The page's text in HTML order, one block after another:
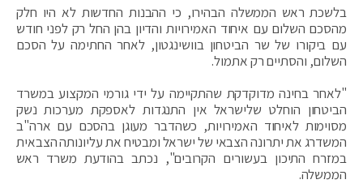
בלשכת ראש הממשלה הבהירו, כי ההבנות החדשות לא היו חלק
מהסכם השלום עם איחוד האמירויות והדיון בהן החל רק לפני חודש
עם ביקורו של שר הביטחון בוושינגטון, לאחר החתימה על הסכם
השלום, והסתיים רק אתמול.
"לאחר בחינה מדוקדקת שהתקיימה על ידי גורמי המקצוע במשרד
הביטחון הוחלט שלישראל אין התנגדות לאספקת מערכות נשק
מסוימות לאיחוד האמירויות, כשהדבר מעוגן בהסכם עם ארה"ב
המשדרג את יתרונה הצבאי של ישראל ומבטיח את עליונותה הצבאית
במזרח התיכון בעשורים הקרובים", נכתב בהודעת משרד ראש
הממשלה.